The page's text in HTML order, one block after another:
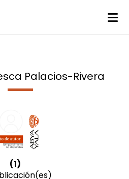
Palacios-Rivera
(1)